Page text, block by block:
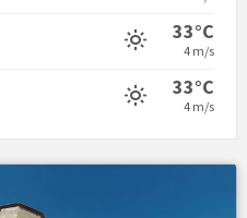
33°C
4 m/s
33°C
4 m/s